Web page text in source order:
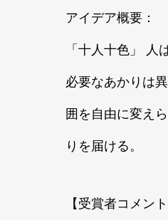
アイデア概要：
「十人十色」
必要なあかりは
囲を自由に変え
りを届ける。
【受賞者コメント